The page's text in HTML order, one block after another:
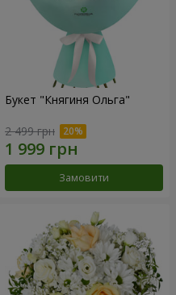
Букет "Княгиня Ольга"
2 499 грн
Замовити